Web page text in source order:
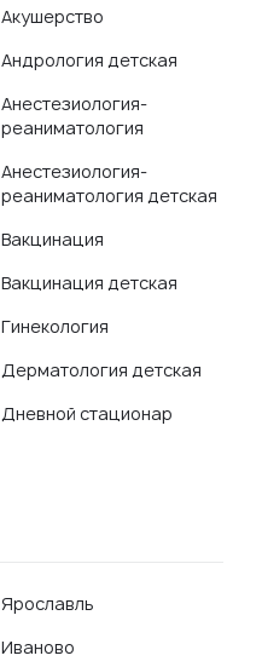
Акушерство
Андрология детская
Анестезиология-
реаниматология
Анестезиология-
реаниматология детская
Вакцинация
Вакцинация детская
Гинекология
Дерматология детская
Дневной стационар
Ярославль
Иваново